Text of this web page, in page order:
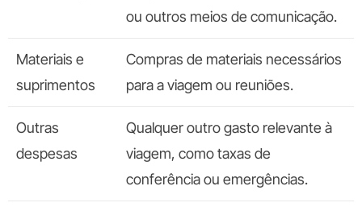
ou outros meios de comunicação.
Materiais e
suprimentos
Compras de materiais necessários
para a viagem ou reuniões.
Outras
despesas
Qualquer outro gasto relevante à
viagem, como taxas de
conferência ou emergências.